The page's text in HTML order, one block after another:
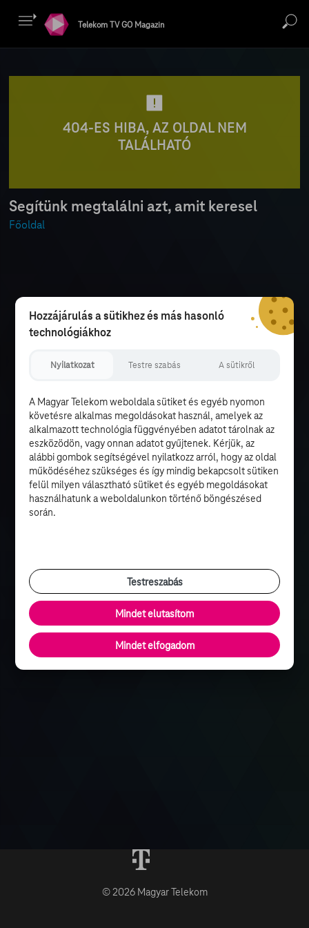
Telekom TV GO Magazin
404-ES HIBA, AZ OLDAL NEM
TALÁLHATÓ
Segítünk megtalálni azt, amit keresel
Főoldal
© 2026 Magyar Telekom
Hozzájárulás a sütikhez és más hasonló
technológiákhoz
Nyilatkozat Testre szabás A sütikről
A Magyar Telekom weboldala sütiket és egyéb nyomon
követésre alkalmas megoldásokat használ, amelyek az
alkalmazott technológia függvényében adatot tárolnak az
eszközödön, vagy onnan adatot gyűjtenek. Kérjük, az
alábbi gombok segítségével nyilatkozz arról, hogy az oldal
működéséhez szükséges és így mindig bekapcsolt sütiken
felül milyen választható sütiket és egyéb megoldásokat
használhatunk a weboldalunkon történő böngészésed
során.
Testreszabás
Mindet elutasítom
Mindet elfogadom